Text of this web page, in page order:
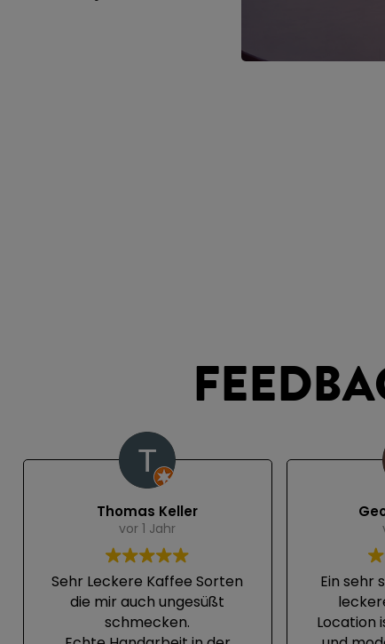
Thomas Keller
vor 1 Jahr
Sehr Leckere Kaffee Sorten
die mir auch ungesüßt
schmecken.
Ein sehr
Location